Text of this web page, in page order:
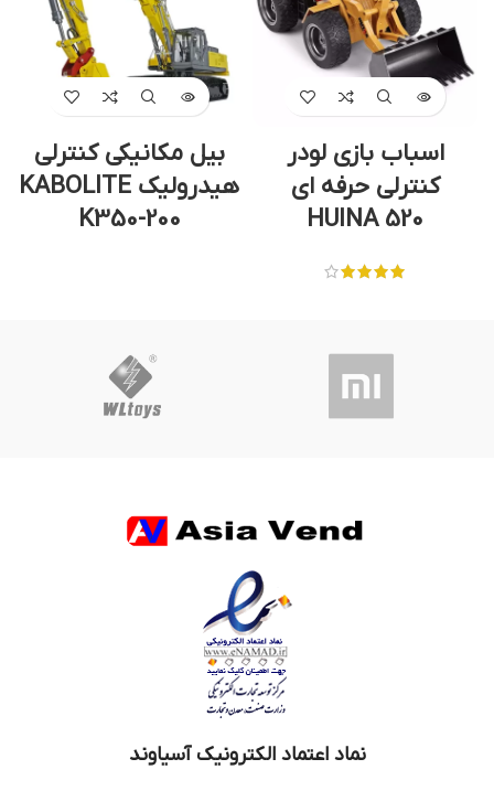
اسباب بازی لودر
کنترلی حرفه ای
HUINA 520
بیل مکانیکی کنترلی
هیدرولیک KABOLITE
K350-200
نماد اعتماد الکترونیک آسیاوند